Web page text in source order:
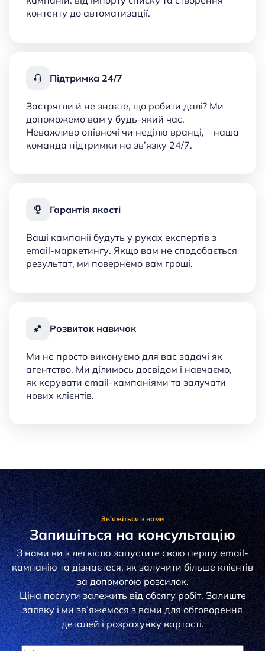
контенту до автоматизації.
Підтримка 24/7
Застрягли й не знаєте, що робити далі? Ми
допоможемо вам у будь-який час.
Неважливо опівночі чи неділю вранці, – наша
команда підтримки на зв’язку 24/7.
Гарантія якості
Ваші кампанії будуть у руках експертів з
email-маркетингу. Якщо вам не сподобається
результат, ми повернемо вам гроші.
Розвиток навичок
Ми не просто виконуємо для вас задачі як
агентство. Ми ділимось досвідом і навчаємо,
як керувати email-кампаніями та залучати
нових клієнтів.
Зв'яжіться з нами
Запишіться на консультацію
З нами ви з легкістю запустите свою першу email-
кампанію та дізнаєтеся, як залучити більше клієнтів
за допомогою розсилок.
Ціна послуги залежить від обсягу робіт. Залиште
заявку і ми зв’яжемося з вами для обговорення
деталей і розрахунку вартості.